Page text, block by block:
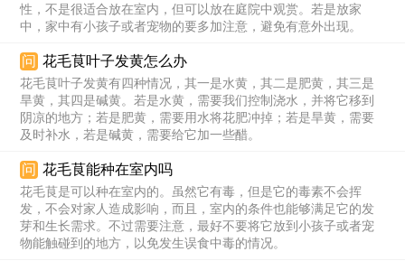
性，不是很适合放在室内，但可以放在庭院中观赏。若是放家
中，家中有小孩子或者宠物的要多加注意，避免有意外出现。
问 花毛茛叶子发黄怎么办
花毛茛叶子发黄有四种情况，其一是水黄，其二是肥黄，其三是
旱黄，其四是碱黄。若是水黄，需要我们控制浇水，并将它移到
阴凉的地方；若是肥黄，需要用水将花肥冲掉；若是旱黄，需要
及时补水，若是碱黄，需要给它加一些醋。
问 花毛茛能种在室内吗
花毛茛是可以种在室内的。虽然它有毒，但是它的毒素不会挥
发，不会对家人造成影响，而且，室内的条件也能够满足它的发
芽和生长需求。不过需要注意，最好不要将它放到小孩子或者宠
物能触碰到的地方，以免发生误食中毒的情况。